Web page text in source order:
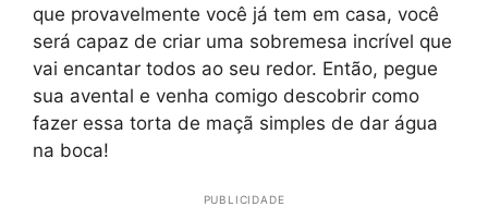
que provavelmente você já tem em casa, você
será capaz de criar uma sobremesa incrível que
vai encantar todos ao seu redor. Então, pegue
sua avental e venha comigo descobrir como
fazer essa torta de maçã simples de dar água
na boca!
PUBLICIDADE